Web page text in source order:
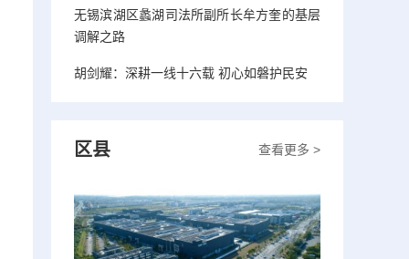
无锡滨湖区蠡湖司法所副所长牟方奎的基层
调解之路
胡剑耀：深耕一线十六载 初心如磐护民安
查看更多 >
区县